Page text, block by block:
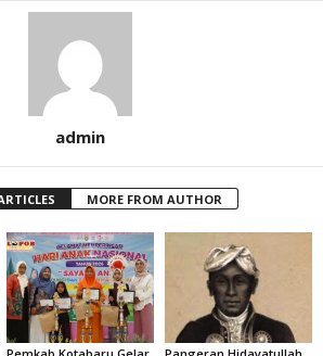
admin
MORE FROM AUTHOR